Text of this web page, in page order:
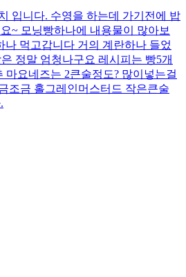
입니다. 수영을 하는데 가기전에 밥
~ 모닝빵하나에 내용물이 많아보
나 먹고갑니다 거의 계란하나 들었
정말 엄청나구요 레시피는 빵5개
마요네즈는 2큰술정도? 많이넣는걸
조금 홀그레인머스터드 작은큰술